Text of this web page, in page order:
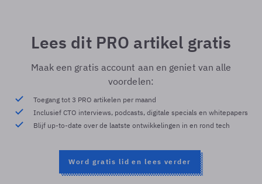
Lees dit PRO artikel gratis
Maak een gratis account aan en geniet van alle
voordelen:
Toegang tot 3 PRO artikelen per maand
Inclusief CTO interviews, podcasts, digitale specials en whitepapers
Blijf up-to-date over de laatste ontwikkelingen in en rond tech
Word gratis lid en lees verder